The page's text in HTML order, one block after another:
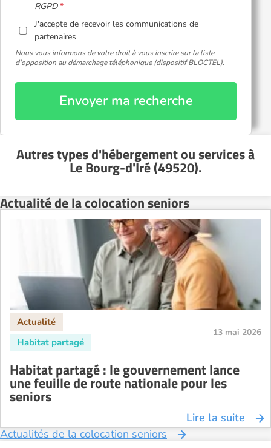
RGPD
J'accepte de recevoir les communications de
partenaires
Nous vous informons de votre droit à vous inscrire sur la liste
d'opposition au démarchage téléphonique (dispositif BLOCTEL).
Envoyer ma recherche
Autres types d'hébergement ou servicesà
Le Bourg-d'Iré (49520).
Actualité de la colocation seniors
13 mai 2026
Habitat partagé : le gouvernement lance
une feuille de route nationale pour les
seniors
Lire la suite
Actualités de la colocation seniors